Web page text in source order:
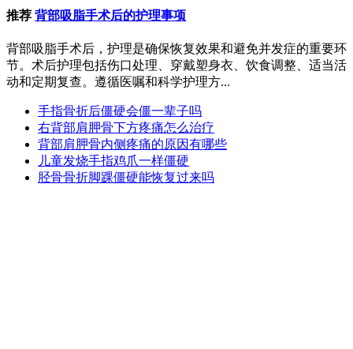
推荐 背部吸脂手术后的护理事项
背部吸脂手术后，护理是确保恢复效果和避免并发症的重要环
节。术后护理包括伤口处理、穿戴塑身衣、饮食调整、适当活
动和定期复查。遵循医嘱和科学护理方...
手指骨折后僵硬会僵一辈子吗
右背部肩胛骨下方疼痛怎么治疗
背部肩胛骨内侧疼痛的原因有哪些
儿童发烧手指鸡爪一样僵硬
胫骨骨折脚踝僵硬能恢复过来吗